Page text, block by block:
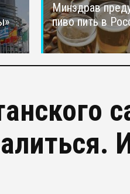
Минздрав
пиво пить в